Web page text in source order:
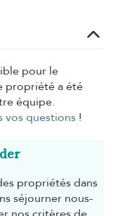
pour le
propriété a été
équipe.
vos questions !
propriétés dans
séjourner nous-